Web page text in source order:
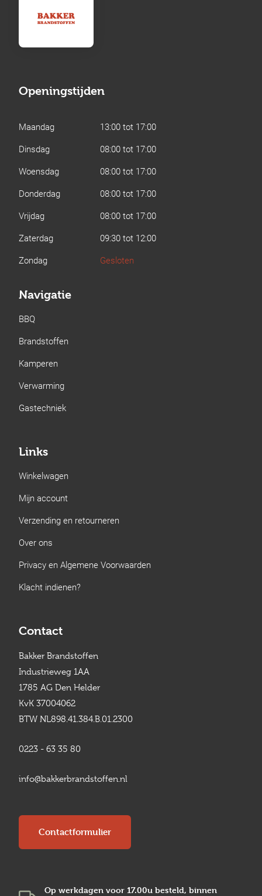
Openingstijden
Maandag
13:00 tot 17:00
Dinsdag
08:00 tot 17:00
Woensdag
08:00 tot 17:00
Donderdag
08:00 tot 17:00
Vrijdag
08:00 tot 17:00
Zaterdag
09:30 tot 12:00
Zondag
Gesloten
Navigatie
BBQ
Brandstoffen
Kamperen
Verwarming
Gastechniek
Links
Winkelwagen
Mijn account
Verzending en retourneren
Over ons
Privacy en Algemene Voorwaarden
Klacht indienen?
Contact
Bakker Brandstoffen
Industrieweg 1AA
1785 AG Den Helder
KvK 37004062
BTW NL898.41.384.B.01.2300
0223 - 63 35 80
info@bakkerbrandstoffen.nl
Contactformulier
Op werkdagen voor 17.00u besteld, binnen